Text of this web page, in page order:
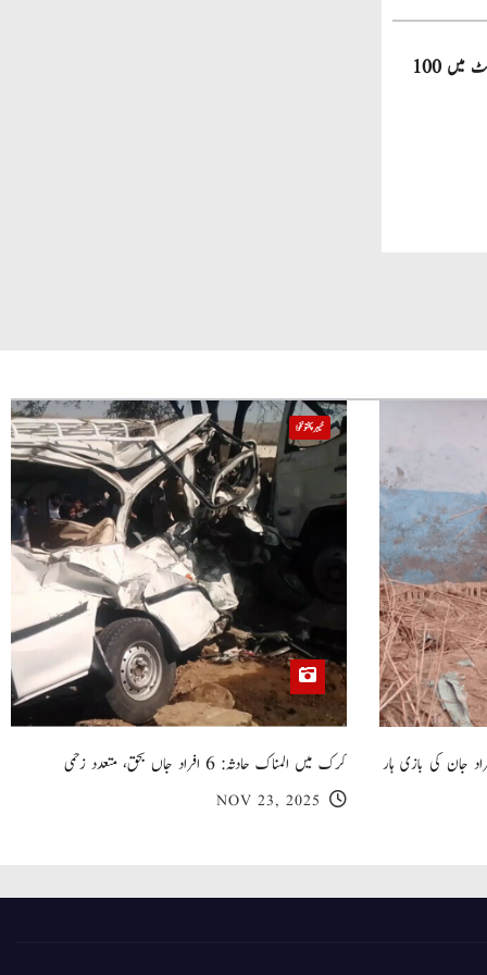
صاحبزادہ فرحان ایک سال میں ٹی ٹوئنٹی کرکٹ میں 100
گھر کی چھت گرنے کا سانحہ: 5 افراد جان کی بازی ہار
خیبر پختونخوا
کرک میں المناک حادثہ: 6 افراد جاں بحق، متعدد زخمی
NOV 23, 2025